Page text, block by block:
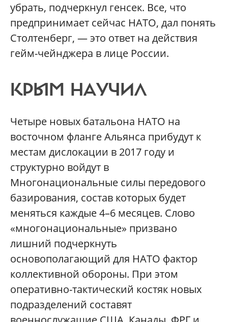
убрать, подчеркнул генсек. Все, что
предпринимает сейчас НАТО, дал понять
Столтенберг, — это ответ на действия
гейм-чейнджера в лице России.
КРЫМ НАУЧИЛ
Четыре новых батальона НАТО на
восточном фланге Альянса прибудут к
местам дислокации в 2017 году и
структурно войдут в
Многонациональные силы передового
базирования, состав которых будет
меняться каждые 4–6 месяцев. Слово
«многонациональные» призвано
лишний подчеркнуть
основополагающий для НАТО фактор
коллективной обороны. При этом
оперативно-тактический костяк новых
подразделений составят